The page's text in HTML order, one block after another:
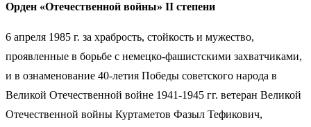
Орден «Отечественной войны» II степени
6 апреля 1985 г. за храбрость, стойкость и мужество,
проявленные в борьбе с немецко-фашистскими захватчиками,
и в ознаменование 40-летия Победы советского народа в
Великой Отечественной войне 1941-1945 гг. ветеран Великой
Отечественной войны Куртаметов Фазыл Тефикович,